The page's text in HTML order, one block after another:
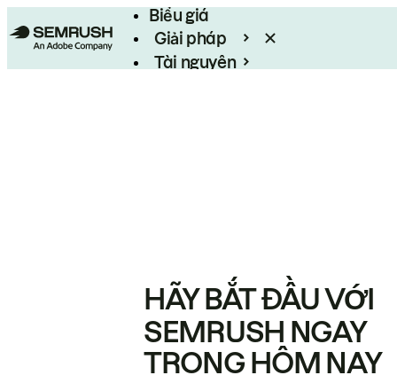
Biểu giá
Giải pháp
Tài nguyên
HÃY BẮT ĐẦU VỚI
SEMRUSH NGAY
TRONG HÔM NAY